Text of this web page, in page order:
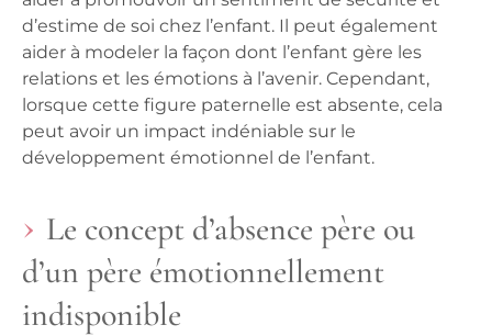
d’estime de soi chez l’enfant. Il peut également
aider à modeler la façon dont l’enfant gère les
relations et les émotions à l’avenir. Cependant,
lorsque cette figure paternelle est absente, cela
peut avoir un impact indéniable sur le
développement émotionnel de l’enfant.
Le concept d’absence père ou
d’un père émotionnellement
indisponible